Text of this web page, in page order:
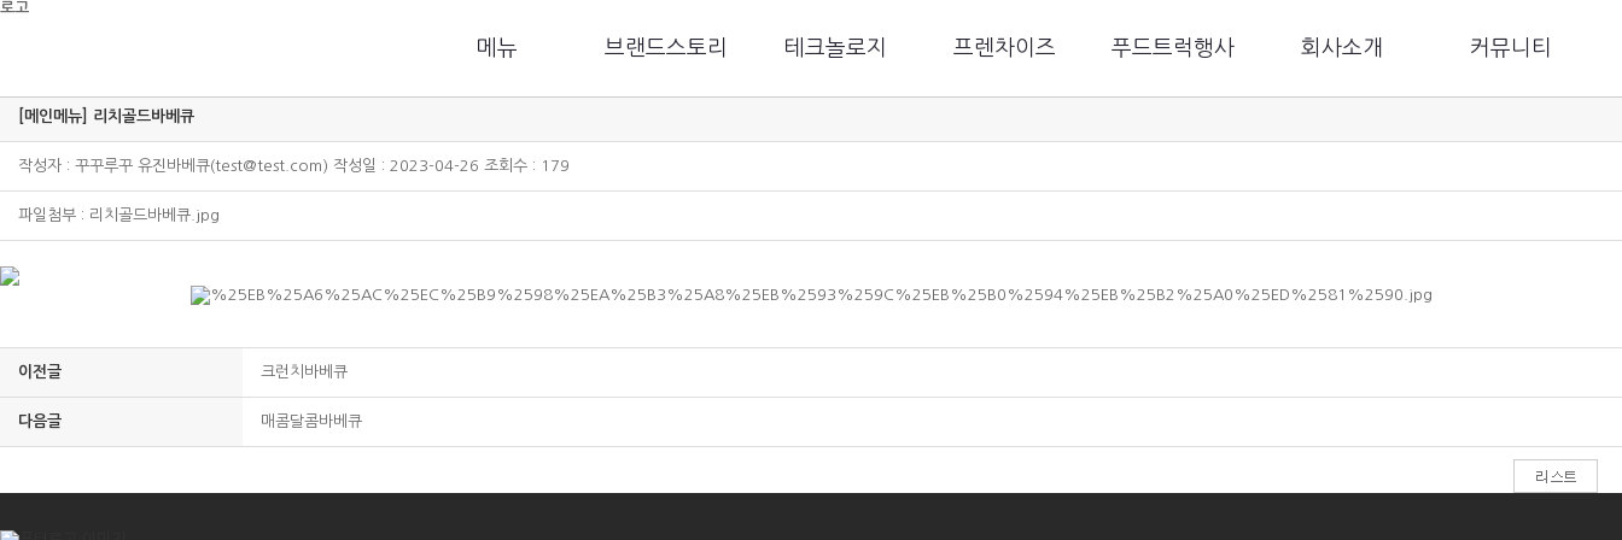
로고
메뉴 브랜드스토리 테크놀로지 프렌차이즈 푸드트럭행사 회사소개 커뮤니티
[메인메뉴] 리치골드바베큐
작성자 : 꾸꾸루꾸 유진바베큐(test@test.com) 작성일 : 2023-04-26 조회수 : 179
파일첨부 : 리치골드바베큐.jpg
이전글 크런치바베큐
다음글 매콤달콤바베큐